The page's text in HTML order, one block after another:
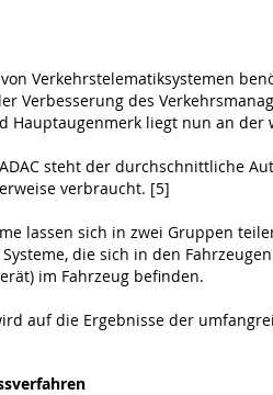
Verkehrstelematiksystemen
Verbesserung des
Hauptaugenmerk liegt nun an
steht der durchschnittliche
verbraucht. [5]
lassen sich in zwei Gruppen
Systeme, die sich in den
im Fahrzeug befinden.
auf die Ergebnisse der